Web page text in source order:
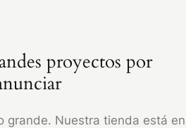
proyectos por
grande. Nuestra tienda está en